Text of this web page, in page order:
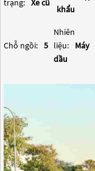
trạng: Xe cũ
khẩu
Chỗ ngồi: 5
Nhiên
liệu:
Máy
dầu